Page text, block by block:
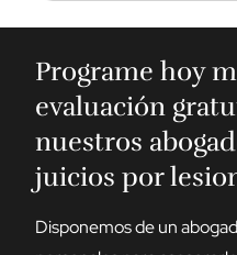
Programe hoy
evaluación
nuestros
juicios por
Disponemos de un